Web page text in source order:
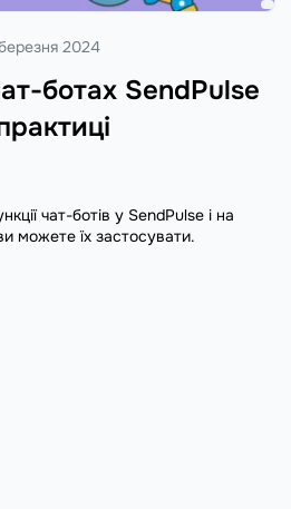
ботах SendPulse
2024
чат-ботів у SendPulse і на
можете їх застосувати.